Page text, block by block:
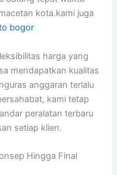
kota.kami juga
bogor
harga yang
mendapatkan kualitas
anggaran terlalu
kami tetap
peralatan terbaru
setiap klien.
Hingga Final